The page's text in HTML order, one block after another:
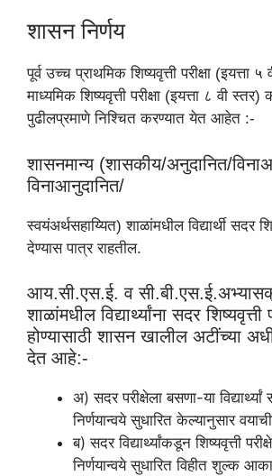
शासन निर्णय
पूर्व उच्च प्राथमिक शिष्यवृत्ती परीक्षा (इयत्ता ५
माध्यमिक शिष्यवृत्ती परीक्षा (इयत्ता ८ वी
पुढीलप्रमाणे निश्चित करण्यात येत आहेत :-
शासनमान्य (शासकीय/अनुदानित/
विनाआनुदानित/
स्वयंअर्थसहाय्यित) शाळांमधील विद्यार्थी सदर
देण्यास पात्र राहतील.
आय.सी.एस.ई. व
शाळांमधील विद्यार्थ्‍यांना सदर शिष्यवृत्ती
होण्यासाठी शासन खालील अटींच्या
देत आहे:-
अ) सदर परीक्षेला बसणा-या
निर्णयान्वये सुधारित केल्यानुसार
ब) सदर विद्यार्थ्‍यांकडून शिष्यवृत्ती
निर्णयान्वये सुधारित विहीत शुल्क